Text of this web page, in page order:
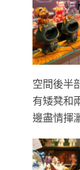
空間後半
有矮凳和
邊盡情揮